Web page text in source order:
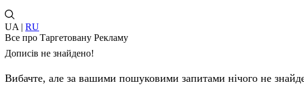
UA | RU
Все про Таргетовану Рекламу
Дописів не знайдено!
Вибачте, але за вашими пошуковими запитами нічого не